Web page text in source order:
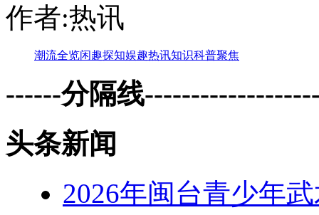
作者:热讯
潮流全览闲趣探知娱趣热讯知识科普聚焦
------分隔线
头条新闻
2026年闽台青少年